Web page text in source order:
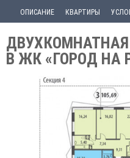
ОПИСАНИЕ КВАРТИРЫ
ДВУХКОМНАТНАЯ
В ЖК «ГОРОД НА